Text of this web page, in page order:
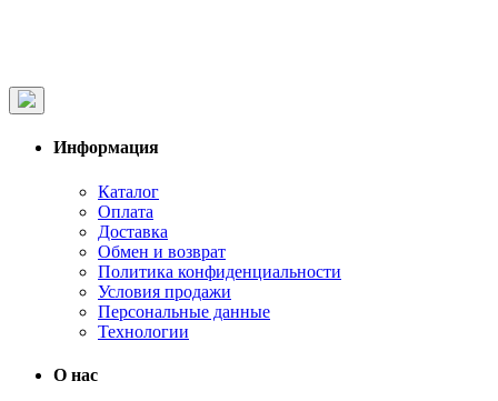
Информация
Каталог
Оплата
Доставка
Обмен и возврат
Политика конфиденциальности
Условия продажи
Персональные данные
Технологии
О нас